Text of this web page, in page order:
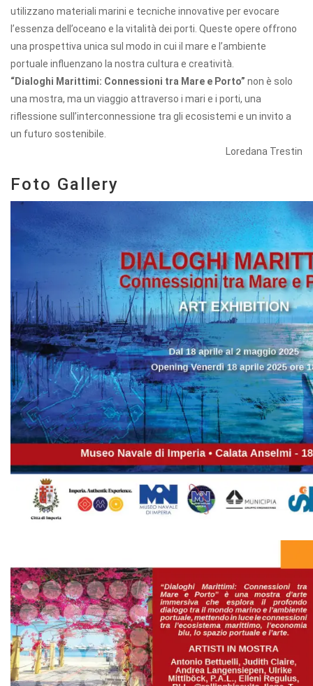
utilizzano materiali marini e tecniche innovative per evocare
l’essenza dell’oceano e la vitalità dei porti. Queste opere offrono
una prospettiva unica sul modo in cui il mare e l’ambiente
portuale influenzano la nostra cultura e creatività.
“Dialoghi Marittimi: Connessioni tra Mare e Porto” non è solo
una mostra, ma un viaggio attraverso i mari e i porti, una
riflessione sull’interconnessione tra gli ecosistemi e un invito a
un futuro sostenibile.
Loredana Trestin
Foto Gallery